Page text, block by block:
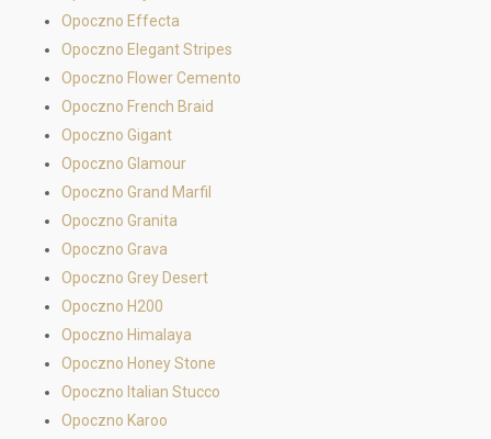
Opoczno Effecta
Opoczno Elegant Stripes
Opoczno Flower Cemento
Opoczno French Braid
Opoczno Gigant
Opoczno Glamour
Opoczno Grand Marfil
Opoczno Granita
Opoczno Grava
Opoczno Grey Desert
Opoczno H200
Opoczno Himalaya
Opoczno Honey Stone
Opoczno Italian Stucco
Opoczno Karoo